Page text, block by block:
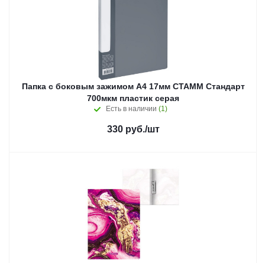
Папка с боковым зажимом А4 17мм СТАММ Стандарт
700мкм пластик серая
Есть в наличии (1)
330руб./шт